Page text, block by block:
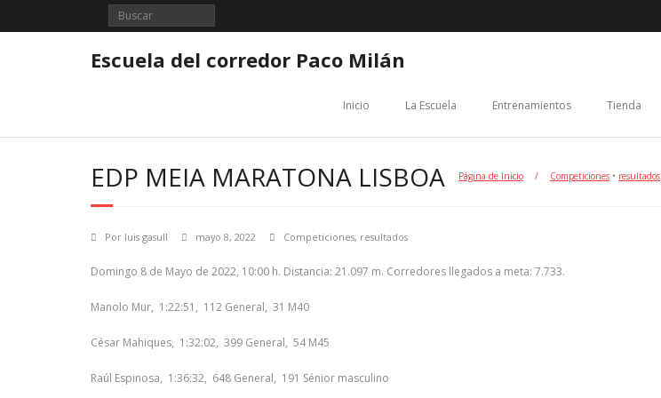
Escuela del corredor Paco Milán
Inicio La Escuela Entrenamientos Tienda
EDP MEIA MARATONA LISBOA Página de Inicio / Competiciones • resultados
Por luis gasull mayo 8, 2022 Competiciones, resultados
Domingo 8 de Mayo de 2022, 10:00 h. Distancia: 21.097 m. Corredores llegados a meta: 7.733.
Manolo Mur, 1:22:51, 112 General, 31 M40
César Mahiques, 1:32:02, 399 General, 54 M45
Raúl Espinosa, 1:36:32, 648 General, 191 Sénior masculino